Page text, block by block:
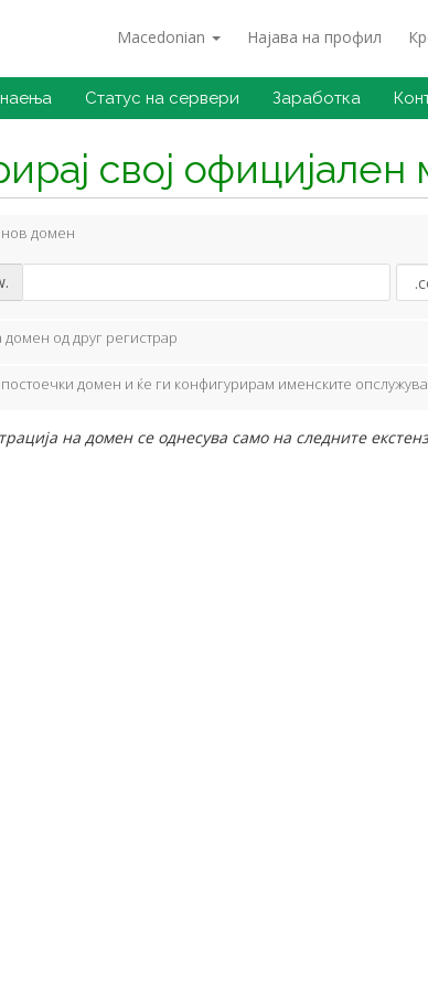
Macedonian Најава на профил
Статус на сервери Заработка
свој
нов домен
од друг регистрар
домен и ќе ги конфигурирам именските
на домен се однесува само на следните